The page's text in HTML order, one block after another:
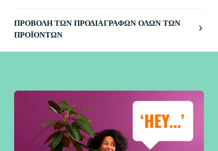
ΠΡΟΒΟΛΉ ΤΩΝ ΠΡΟΔΙΑΓΡΑΦΏΝ ΌΛΩΝ ΤΩΝ
ΠΡΟΪΌΝΤΩΝ